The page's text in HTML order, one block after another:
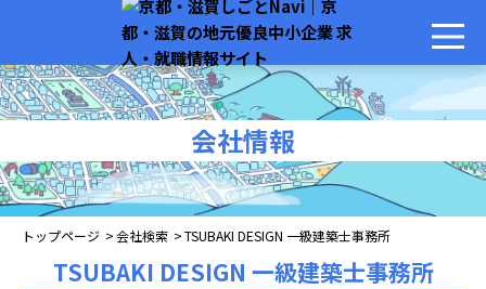
会社情報
トップページ 会社検索 TSUBAKI DESIGN 一級建築士事務所
TSUBAKI DESIGN 一級建築士事務所